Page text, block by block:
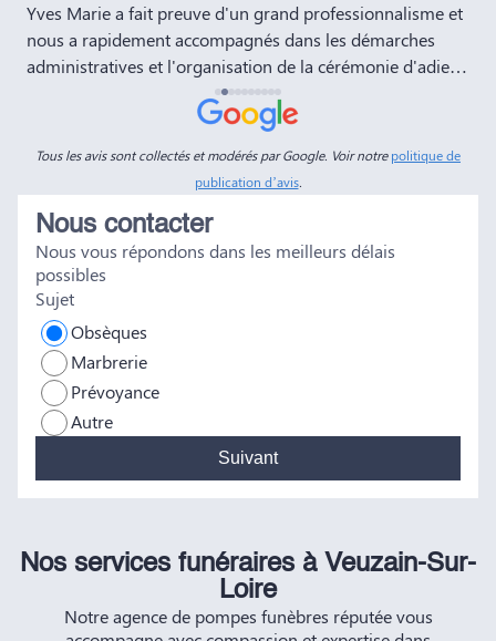
Yves Marie a fait preuve d'un grand professionnalisme et
nous a rapidement accompagnés dans les démarches
administratives et l'organisation de la cérémonie d'adieu.
Nous souhaitons à votre entreprise prospérité et succès
et la recommandons vivement à tous nos amis et
connaissances. Dans ces moments de deuil, des
personnes comme Yves Marie et Dimitry sont d'un grand
réconfort, et c'est un véritable soulagement de savoir que
tout a été fait dans les règles. Tous nos vœux de réussite à
vous et à vos futurs clients. Cordialement famille
HERNANDEZ
Tous les avis sont collectés et modérés par Google. Voir notrepolitique de
publication d’avis.
Nous contacter
Nous vous répondons dans les meilleurs délais
possibles
Sujet
Obsèques
Marbrerie
Prévoyance
Autre
Suivant
Nos services funéraires à Veuzain-Sur-
Loire
Notre agence de pompes funèbres réputée vous